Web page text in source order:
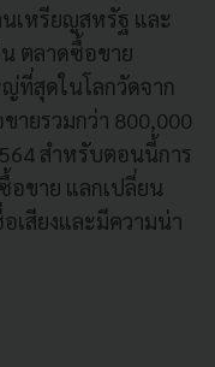
เหรียญสหรัฐ และ
ตลาดซื้อขาย
ที่สุดในโลกวัดจาก
ายรวมกว่า 800,000
สําหรับตอนนี้การ
อขาย แลกเปลี่ยน
เสียงและมีความน่า